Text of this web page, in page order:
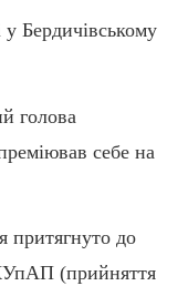
у Бердичівському
голова
себе на
притягнуто до
(прийняття